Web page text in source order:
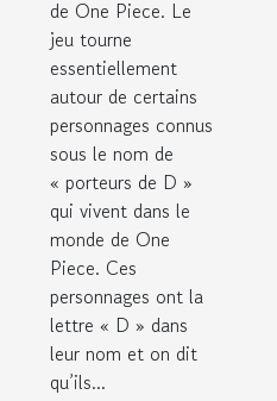
de One Piece. Le
jeu tourne
essentiellement
autour de certains
personnages connus
sous le nom de
« porteurs de D »
qui vivent dans le
monde de One
Piece. Ces
personnages ont la
lettre « D » dans
leur nom et on dit
qu’ils...